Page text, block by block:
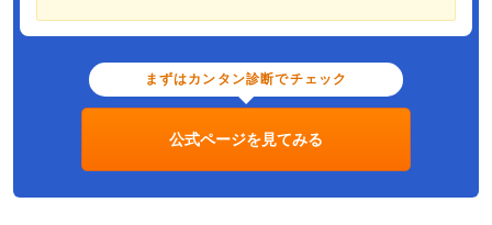
まずはカンタン診断でチェック
公式ページを見てみる